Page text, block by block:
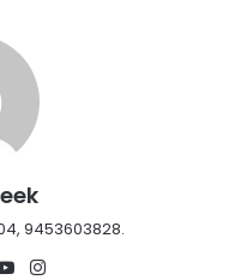
9453603828.
YouTube